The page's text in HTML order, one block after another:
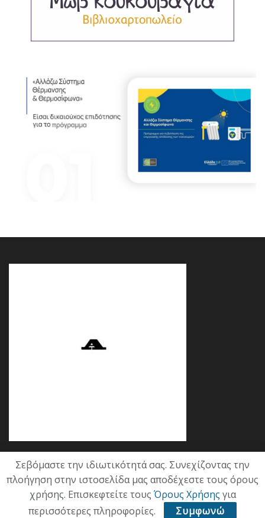
Κατηγορίες
ΕΠΙΚΑΙΡΟΤΗΤΑ
Σεβόμαστε την ιδιωτικότητά σας. Συνεχίζοντας την
πλοήγηση στην ιστοσελίδα μας αποδέχεστε τους όρους
χρήσης. Επισκεφτείτε τους Όρους Χρήσης για
περισσότερες πληροφορίες.
Συμφωνώ